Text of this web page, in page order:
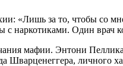
«Лишь за то, чтобы со
с наркотиками. Один врач
мафии. Энтони
личного